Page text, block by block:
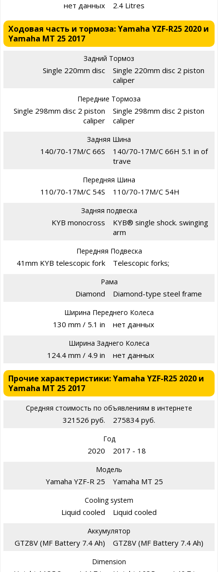
нет данных 2.4 Litres
Ходовая часть и тормоза: Yamaha YZF-R25 2020 и
Yamaha MT 25 2017
Задний Тормоз
Single 220mm disc
Single 220mm disc 2 piston
caliper
Передние Тормоза
Single 298mm disc 2 piston
caliper
Single 298mm disc 2 piston
caliper
Задняя Шина
140/70-17M/C 66S
140/70-17M/C 66H 5.1 in of
trave
Передняя Шина
110/70-17M/C 54S 110/70-17M/C 54H
Задняя подвеска
KYB monocross
KYB® single shock. swinging
arm
Передняя Подвеска
41mm KYB telescopic fork Telescopic forks;
Рама
Diamond Diamond-type steel frame
Ширина Переднего Колеса
130 mm / 5.1 in нет данных
Ширина Заднего Колеса
124.4 mm / 4.9 in нет данных
Прочие характеристики: Yamaha YZF-R25 2020 и
Yamaha MT 25 2017
Средняя стоимость по объявлениям в интернете
321526 руб. 275834 руб.
Год
2020 2017 - 18
Модель
Yamaha YZF-R 25 Yamaha MT 25
Cooling system
Liquid cooled Liquid cooled
Аккумулятор
GTZ8V (MF Battery 7.4 Ah) GTZ8V (MF Battery 7.4 Ah)
Dimension